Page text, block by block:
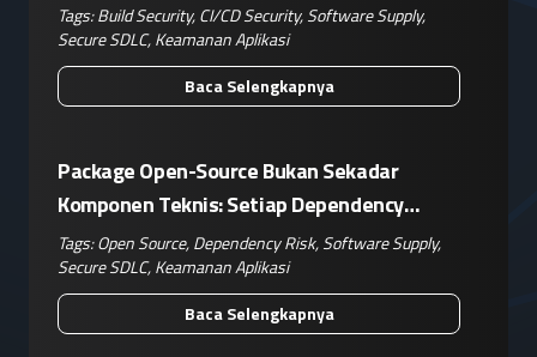
Tags:Build Security,CI/CD Security,Software Supply,
Secure SDLC,Keamanan Aplikasi
Baca Selengkapnya
Package Open-Source Bukan Sekadar
Komponen Teknis: Setiap Dependency
Adalah Keputusan Risiko Bisnis
Tags:Open Source,Dependency Risk,Software Supply,
Secure SDLC,Keamanan Aplikasi
Baca Selengkapnya